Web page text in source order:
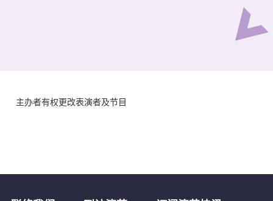
主办者有权更改表演者及节目